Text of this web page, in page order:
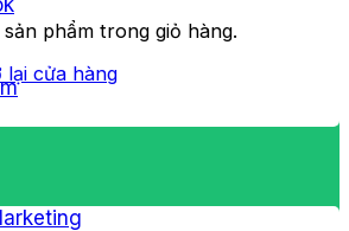
phẩm trong giỏ hàng.
lại cửa hàng